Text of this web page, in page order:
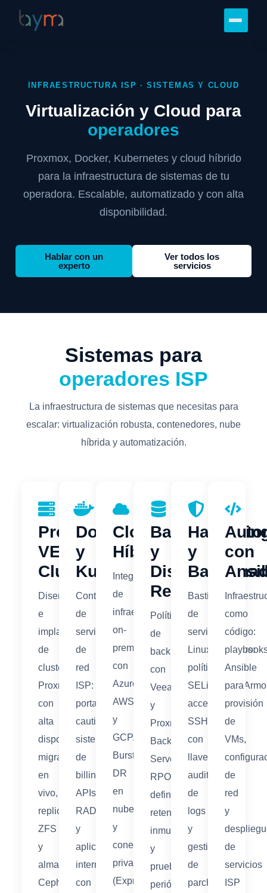
INFRAESTRUCTURA ISP · SISTEMAS Y CLOUD
Virtualización y Cloud para
operadores
Proxmox, Docker, Kubernetes y cloud híbrido
para la infraestructura de sistemas de tu
operadora. Escalable, automatizado y con alta
disponibilidad.
Hablar con un
experto
Ver todos los
servicios
Sistemas para
operadores ISP
La infraestructura de sistemas que necesitas para
escalar: virtualización robusta, contenedores, nube
híbrida y automatización.
Proxmox
VE
Cluster
Diseño
e
implantación
de
clusters
Proxmox
con
alta
disponibilidad,
migración
en
vivo,
replicación
ZFS
y
almacenamiento
Ceph
Docker
y
Kubernetes
Containerización
de
servicios
de
red
ISP:
portales
cautivos,
sistemas
de
billing,
APIs,
RADIUS
y
aplicaciones
internas
con
Cloud
Híbrido
Integración
de
infraestructura
on-
premise
con
Azure,
AWS
y
GCP.
Bursting,
DR
en
nube
y
conectividad
privada
(ExpressRoute,
Backup
y
Disaster
Recovery
Políticas
de
backup
con
Veeam
y
Proxmox
Backup
Server.
RPO/RTO
definidos,
retención
inmutable
y
pruebas
periódicas
y
Bastionado
de
servidores
Linux/Windows:
políticas
SELinux/
acceso
SSH
con
llaves,
auditoría
de
logs
y
gestión
de
parches.
con
como
código:
Ansible
para
provisión
de
VMs,
de
red
y
de
servicios
ISP